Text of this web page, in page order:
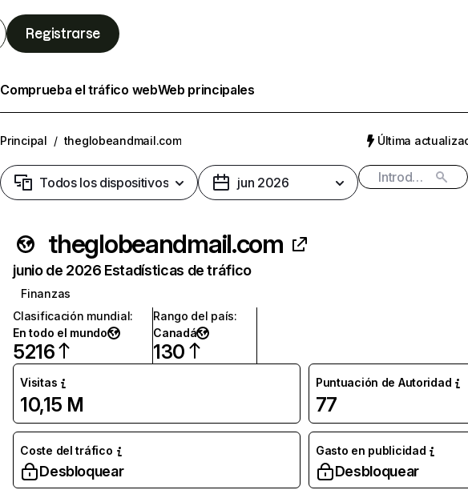
Registrarse
Comprueba el tráfico webWeb principales
Principal / theglobeandmail.com Última
Todos los dispositivos jun 2026
theglobeandmail.com
junio de 2026 Estadísticas de tráfico
Finanzas
Clasificación mundial:
En todo el mundo
5216
Rango del país:
Canadá
130
Visitas
10,15 M
Puntuación de Autoridad
77
Coste del tráfico
Desbloquear
Gasto en publicidad
Desbloquear